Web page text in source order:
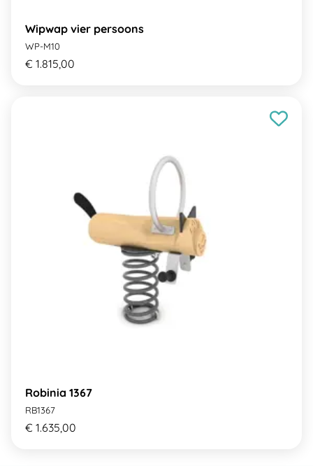
Wipwap vier persoons
WP-M10
€ 1.815,00
Robinia 1367
RB1367
€ 1.635,00